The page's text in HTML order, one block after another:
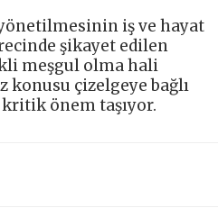
iş ve hayat
şikayet edilen
meşgul olma hali
konusu çizelgeye bağlı
önem taşıyor.